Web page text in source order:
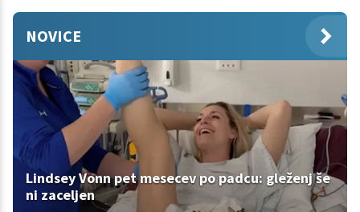
NOVICE
Lindsey Vonn pet mesecev po padcu: gleženj še
ni zaceljen